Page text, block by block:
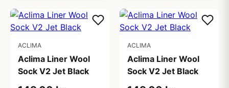
ACLIMA
Aclima Liner Wool
Sock V2 Jet Black
ACLIMA
Aclima Liner Wool
Sock V2 Jet Black